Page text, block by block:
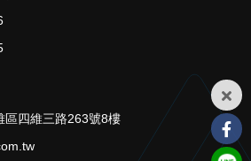
區四維三路263號8樓